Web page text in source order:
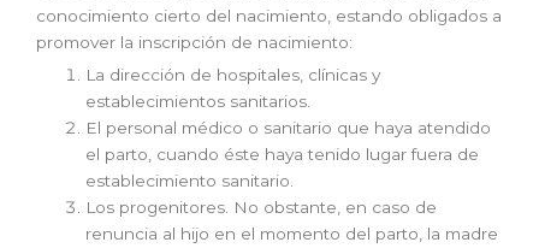
conocimiento cierto del nacimiento, estando obligados a
promover la inscripción de nacimiento:
La dirección de hospitales, clínicas y
establecimientos sanitarios.
El personal médico o sanitario que haya atendido
el parto, cuando éste haya tenido lugar fuera de
establecimiento sanitario.
Los progenitores. No obstante, en caso de
renuncia al hijo en el momento del parto, la madre